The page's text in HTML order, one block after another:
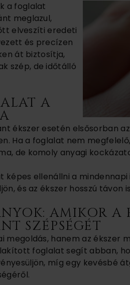
a foglalat
meglazul,
elveszíti eredeti
és precízen
át biztosítja,
szép, de időtálló
A
ékszer esetén elsősorban
Ha a foglalat nem
de komoly anyagi
ellenállni a
és az ékszer hosszú távon
AMIKOR A
SZÉPSÉGÉT
hanem az ékszer
foglalat segít abban,
míg egy kevésbé